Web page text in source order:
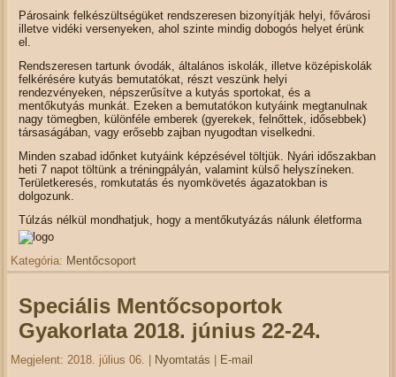
Párosaink felkészültségüket rendszeresen bizonyítják helyi, fővárosi
illetve vidéki versenyeken, ahol szinte mindig dobogós helyet érünk
el.
Rendszeresen tartunk óvodák, általános iskolák, illetve középiskolák
felkérésére kutyás bemutatókat, részt veszünk helyi
rendezvényeken, népszerűsítve a kutyás sportokat, és a
mentőkutyás munkát. Ezeken a bemutatókon kutyáink megtanulnak
nagy tömegben, különféle emberek (gyerekek, felnőttek, idősebbek)
társaságában, vagy erősebb zajban nyugodtan viselkedni.
Minden szabad időnket kutyáink képzésével töltjük. Nyári időszakban
heti 7 napot töltünk a tréningpályán, valamint külső helyszíneken.
Területkeresés, romkutatás és nyomkövetés ágazatokban is
dolgozunk.
Túlzás nélkül mondhatjuk, hogy a mentőkutyázás nálunk életforma
Kategória: Mentőcsoport
Speciális Mentőcsoportok
Gyakorlata 2018. június 22-24.
Megjelent: 2018. július 06. Nyomtatás
E-mail